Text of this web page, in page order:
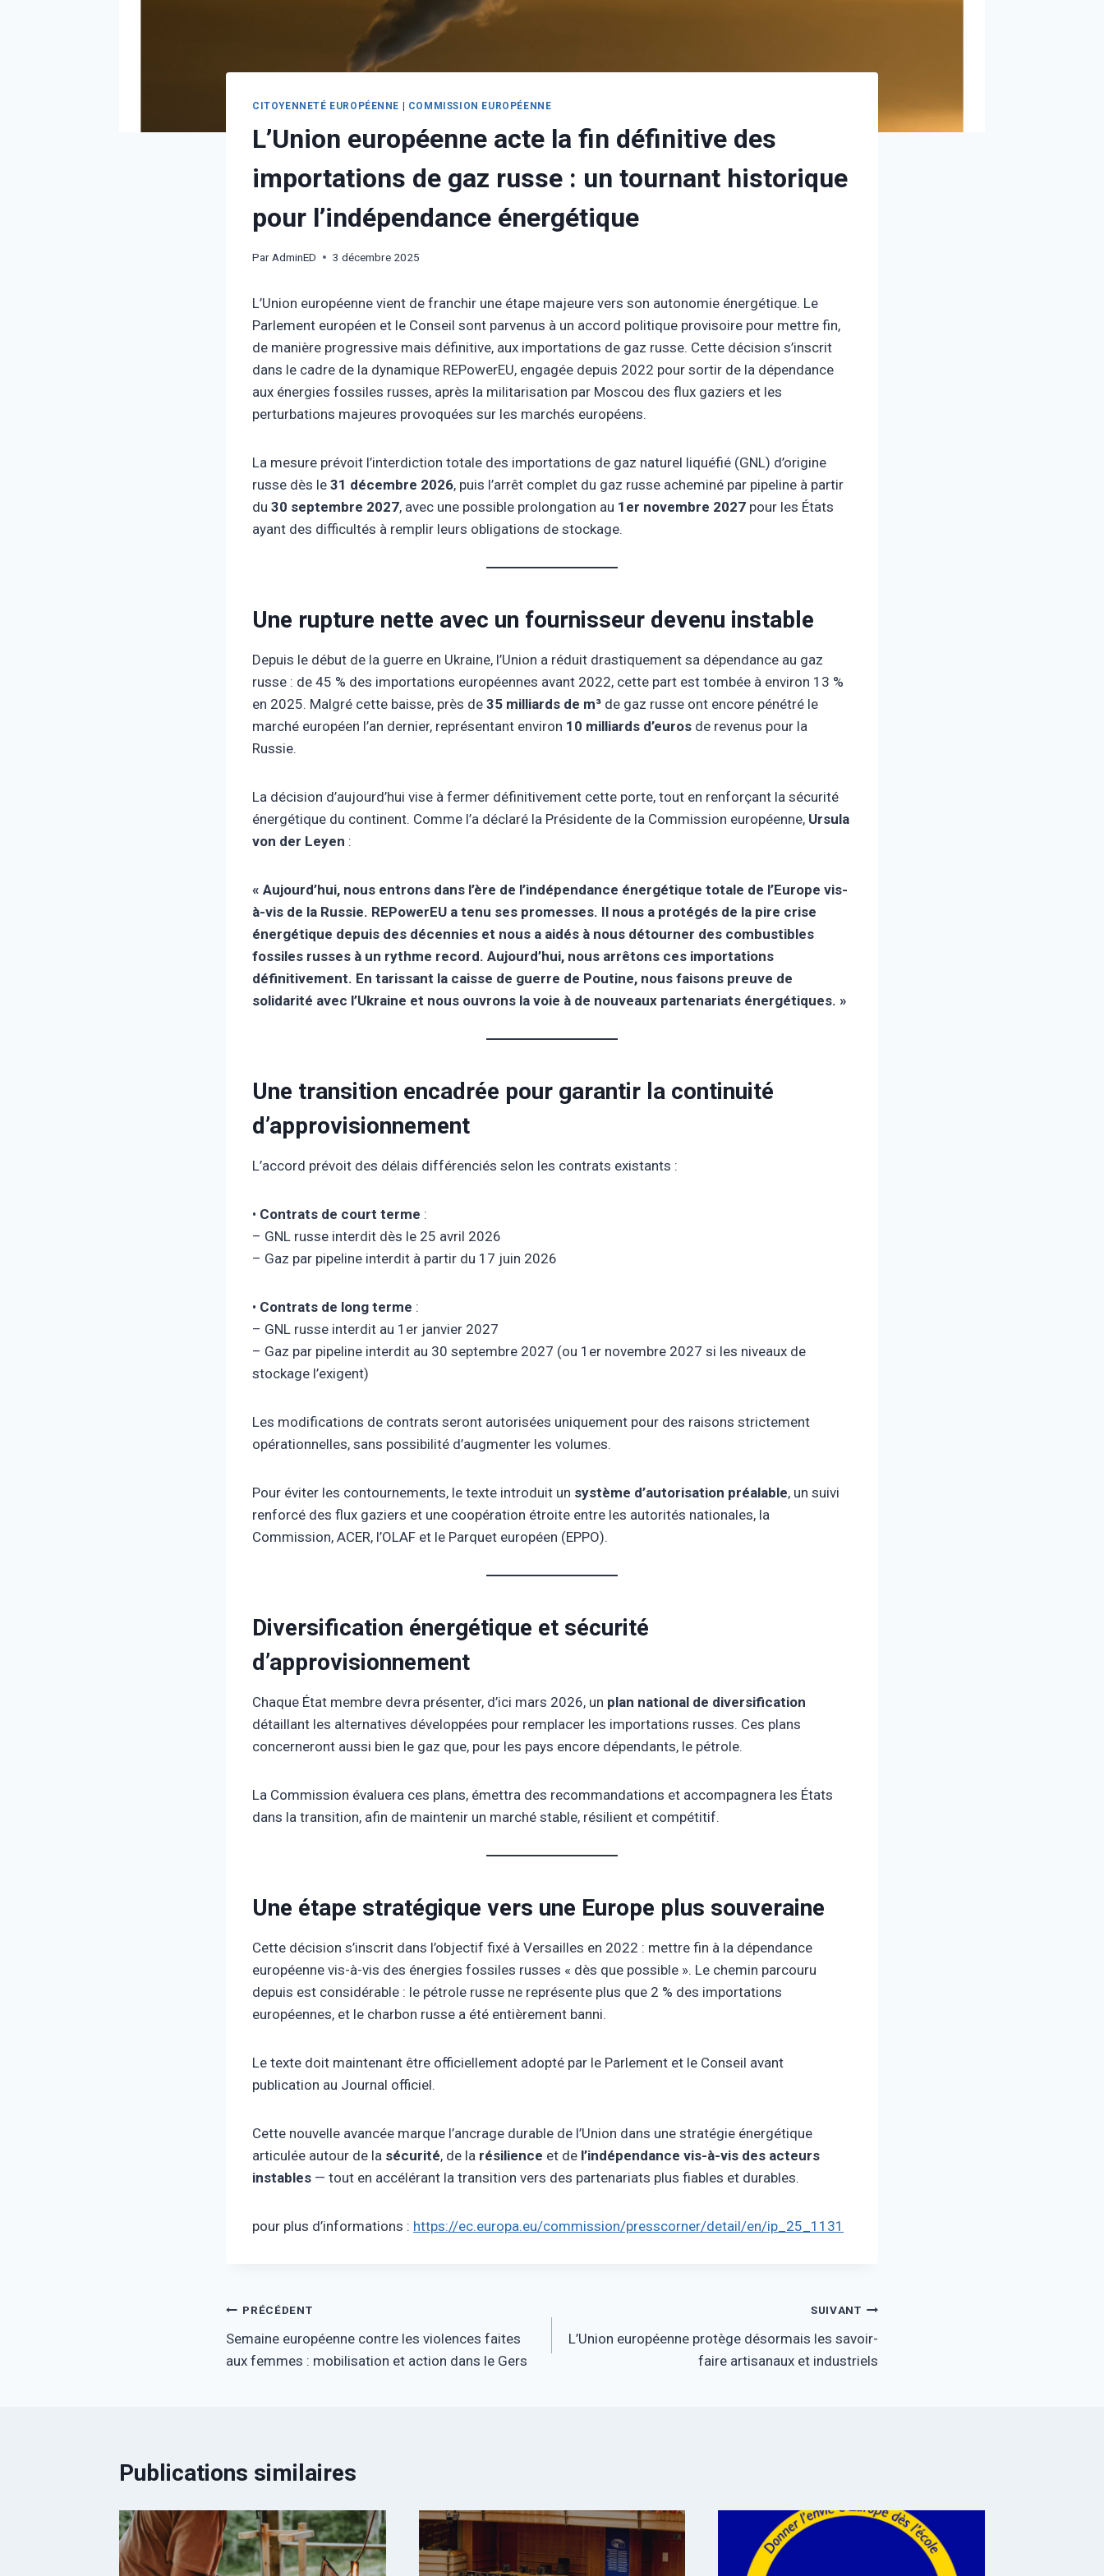
CITOYENNETÉ EUROPÉENNE COMMISSION EUROPÉENNE
L’Union européenne acte la fin définitive des
importations de gaz russe : un tournant historique
pour l’indépendance énergétique
Par AdminED 3 décembre 2025
L’Union européenne vient de franchir une étape majeure vers son autonomie énergétique. Le
Parlement européen et le Conseil sont parvenus à un accord politique provisoire pour mettre fin,
de manière progressive mais définitive, aux importations de gaz russe. Cette décision s’inscrit
dans le cadre de la dynamique REPowerEU, engagée depuis 2022 pour sortir de la dépendance
aux énergies fossiles russes, après la militarisation par Moscou des flux gaziers et les
perturbations majeures provoquées sur les marchés européens.
La mesure prévoit l’interdiction totale des importations de gaz naturel liquéfié (GNL) d’origine
russe dès le 31 décembre 2026, puis l’arrêt complet du gaz russe acheminé par pipeline à partir
du 30 septembre 2027, avec une possible prolongation au 1er novembre 2027 pour les États
ayant des difficultés à remplir leurs obligations de stockage.
Une rupture nette avec un fournisseur devenu instable
Depuis le début de la guerre en Ukraine, l’Union a réduit drastiquement sa dépendance au gaz
russe : de 45 % des importations européennes avant 2022, cette part est tombée à environ 13 %
en 2025. Malgré cette baisse, près de 35 milliards de m³ de gaz russe ont encore pénétré le
marché européen l’an dernier, représentant environ 10 milliards d’euros de revenus pour la
Russie.
La décision d’aujourd’hui vise à fermer définitivement cette porte, tout en renforçant la sécurité
énergétique du continent. Comme l’a déclaré la Présidente de la Commission européenne, Ursula
von der Leyen :
« Aujourd’hui, nous entrons dans l’ère de l’indépendance énergétique totale de l’Europe vis-
à-vis de la Russie. REPowerEU a tenu ses promesses. Il nous a protégés de la pire crise
énergétique depuis des décennies et nous a aidés à nous détourner des combustibles
fossiles russes à un rythme record. Aujourd’hui, nous arrêtons ces importations
définitivement. En tarissant la caisse de guerre de Poutine, nous faisons preuve de
solidarité avec l’Ukraine et nous ouvrons la voie à de nouveaux partenariats énergétiques. »
Une transition encadrée pour garantir la continuité
d’approvisionnement
L’accord prévoit des délais différenciés selon les contrats existants :
• Contrats de court terme :
– GNL russe interdit dès le 25 avril 2026
– Gaz par pipeline interdit à partir du 17 juin 2026
• Contrats de long terme :
– GNL russe interdit au 1er janvier 2027
– Gaz par pipeline interdit au 30 septembre 2027 (ou 1er novembre 2027 si les niveaux de
stockage l’exigent)
Les modifications de contrats seront autorisées uniquement pour des raisons strictement
opérationnelles, sans possibilité d’augmenter les volumes.
Pour éviter les contournements, le texte introduit un système d’autorisation préalable, un suivi
renforcé des flux gaziers et une coopération étroite entre les autorités nationales, la
Commission, ACER, l’OLAF et le Parquet européen (EPPO).
Diversification énergétique et sécurité
d’approvisionnement
Chaque État membre devra présenter, d’ici mars 2026, un plan national de diversification
détaillant les alternatives développées pour remplacer les importations russes. Ces plans
concerneront aussi bien le gaz que, pour les pays encore dépendants, le pétrole.
La Commission évaluera ces plans, émettra des recommandations et accompagnera les États
dans la transition, afin de maintenir un marché stable, résilient et compétitif.
Une étape stratégique vers une Europe plus souveraine
Cette décision s’inscrit dans l’objectif fixé à Versailles en 2022 : mettre fin à la dépendance
européenne vis-à-vis des énergies fossiles russes « dès que possible ». Le chemin parcouru
depuis est considérable : le pétrole russe ne représente plus que 2 % des importations
européennes, et le charbon russe a été entièrement banni.
Le texte doit maintenant être officiellement adopté par le Parlement et le Conseil avant
publication au Journal officiel.
Cette nouvelle avancée marque l’ancrage durable de l’Union dans une stratégie énergétique
articulée autour de la sécurité, de la résilience et de l’indépendance vis-à-vis des acteurs
instables — tout en accélérant la transition vers des partenariats plus fiables et durables.
pour plus d’informations : https://ec.europa.eu/commission/presscorner/detail/en/ip_25_1131
PRÉCÉDENT
Semaine européenne contre les violences faites
aux femmes : mobilisation et action dans le Gers
SUIVANT
L’Union européenne protège désormais les savoir-
faire artisanaux et industriels
Publications similaires